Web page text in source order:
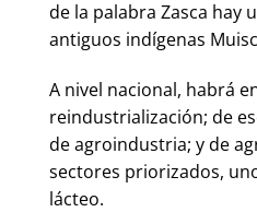
de la palabra Zasca hay
antiguos indígenas
A nivel nacional, habrá
reindustrialización; de
de agroindustria; y de
sectores priorizados,
lácteo.